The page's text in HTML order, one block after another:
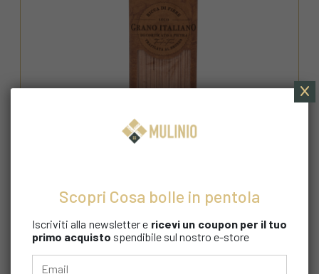
LA MOLISANA
Spaghetti Quadrati
€ 2,14
Acquista
Scopri Cosa bolle in pentola
Iscriviti alla newsletter e ricevi un coupon per il tuo
primo acquisto spendibile sul nostro e-store